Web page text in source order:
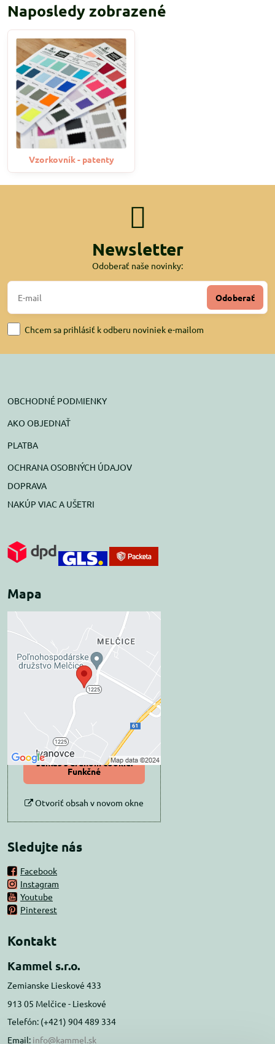
Naposledy zobrazené
Vzorkovník - patenty
Newsletter
Odoberať naše novinky:
Odoberať
Chcem sa prihlásiť k odberu noviniek e-mailom
OBCHODNÉ PODMIENKY
AKO OBJEDNAŤ
PLATBA
OCHRANA OSOBNÝCH ÚDAJOV
DOPRAVA
NAKÚP VIAC A UŠETRI
Mapa
Externý obsah je
blokovaný Voľbami
súkromia
Prajete si načítať externý obsah?
Povoliť tentokrát
Povoliť a zapamätať -
súhlas s druhom cookie:
Funkčné
Otvoriť obsah v novom okne
Sledujte nás
Facebook
Instagram
Youtube
Pinterest
Kontakt
Kammel s.r.o.
Zemianske Lieskové 433
913 05 Melčice - Lieskové
Telefón: (+421) 904 489 334
Email: info@kammel.sk